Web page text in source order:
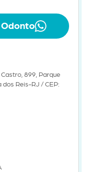
Odonto
899, Parque
Reis-RJ / CEP: